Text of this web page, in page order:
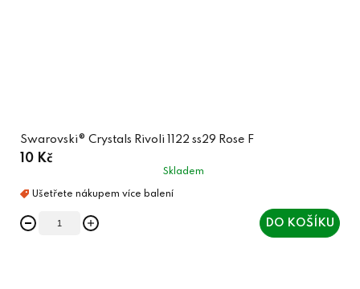
Swarovski® Crystals Rivoli 1122 ss29 Rose F
10 Kč
Skladem
DO KOŠÍKU